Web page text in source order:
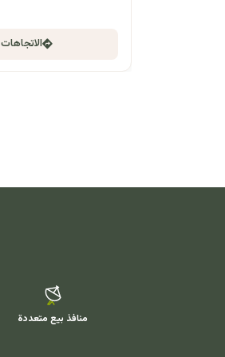
الاتجاهات
منافذ بيع متعددة